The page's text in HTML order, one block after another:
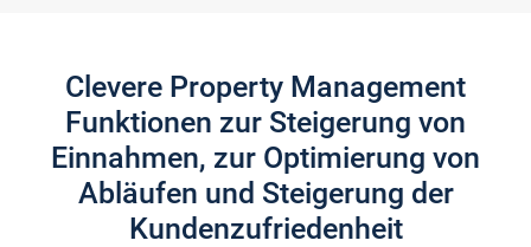
Clevere Property Management
Funktionen zur Steigerung von
Einnahmen, zur Optimierung von
Abläufen und Steigerung der
Kundenzufriedenheit